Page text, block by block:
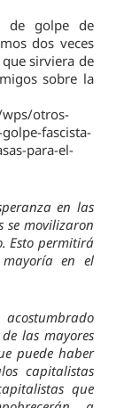
de golpe de
dos veces
sirviera de
sobre la
otros-
fascista-
para-el-
en las
se movilizaron
Esto permitirá
en el
las mayores
puede haber
capitalistas
que